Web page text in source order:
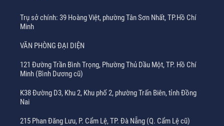
Trụ sở chính: 39 Hoàng Việt, phường Tân Sơn Nhất, TP.Hồ Chí
Minh
VĂN PHÒNG ĐẠI DIỆN
121 Đường Trần Bình Trọng, Phường Thủ Dầu Một, TP. Hồ Chí
Minh (Bình Dương cũ)
K38 Đường D3, Khu 2, Khu phố 2, phường Trấn Biên, tỉnh Đồng
Nai
215 Phan Đăng Lưu, P. Cẩm Lệ, TP. Đà Nẵng (Q. Cẩm Lệ cũ)